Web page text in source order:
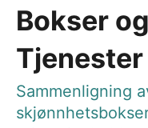
Bokser
Sammenligning